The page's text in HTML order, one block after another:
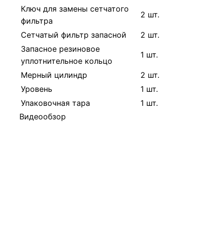
Ключ для замены сетчатого
фильтра
2 шт.
Сетчатый фильтр запасной
2 шт.
Запасное резиновое
уплотнительное кольцо
1 шт.
Мерный цилиндр
2 шт.
Уровень
1 шт.
Упаковочная тара
1 шт.
Видеообзор